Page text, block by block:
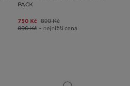
PACK
750 Kč 890 Kč
890 Kč – nejnižší cena